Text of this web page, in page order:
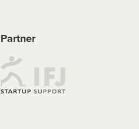
Partner